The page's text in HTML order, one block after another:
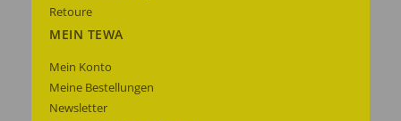
Retoure
MEIN TEWA
Mein Konto
Meine Bestellungen
Newsletter